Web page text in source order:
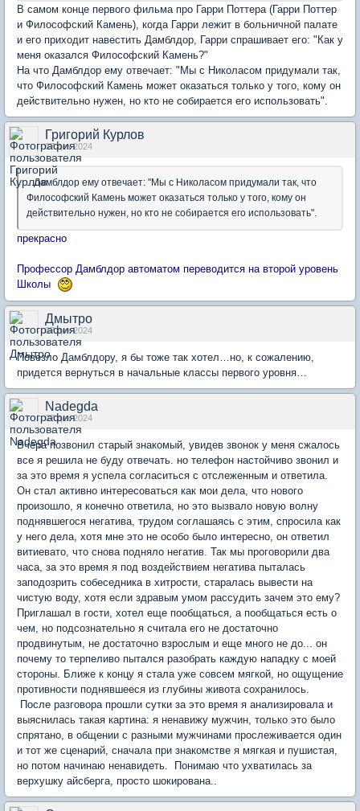
В самом конце первого фильма про Гарри Поттера (Гарри Поттер
и Философский Камень), когда Гарри лежит в больничной палате
и его приходит навестить Дамблдор, Гарри спрашивает его: "Как у
меня оказался Философский Камень?"
На что Дамблдор ему отвечает: "Мы с Николасом придумали так,
что Философский Камень может оказаться только у того, кому он
действительно нужен, но кто не собирается его использовать".
Григорий Курлов
07 дек 2024
...Дамблдор ему отвечает: "Мы с Николасом придумали так, что
Философский Камень может оказаться только у того, кому он
действительно нужен, но кто не собирается его использовать".
прекрасно
Профессор Дамблдор автоматом переводится на второй уровень
Школы
Дмытро
07 дек 2024
Повезло Дамблдору, я бы тоже так хотел…но, к сожалению,
придется вернуться в начальные классы первого уровня…
Nadegda
07 дек 2024
Вчера позвонил старый знакомый, увидев звонок у меня сжалось
все я решила не буду отвечать. но телефон настойчиво звонил и
за это время я успела согласиться с отслеженным и ответила.
Он стал активно интересоваться как мои дела, что нового
произошло, я конечно ответила, но это вызвало новую волну
поднявшегося негатива, трудом соглашаясь с этим, спросила как
у него дела, хотя мне это не особо было интересно, он ответил
витиевато, что снова подняло негатив. Так мы проговорили два
часа, за это время я под воздействием негатива пыталась
заподозрить собеседника в хитрости, старалась вывести на
чистую воду, хотя если здравым умом рассудить зачем это ему?
Приглашал в гости, хотел еще пообщаться, а пообщаться есть о
чем, но подсознательно я считала его не достаточно
продвинутым, не достаточно взрослым и еще много не до... он
почему то терпеливо пытался разобрать каждую нападку с моей
стороны. Ближе к концу я стала уже совсем мягкой, но ощущение
противности поднявшееся из глубины живота сохранилось.
После разговора прошли сутки за это время я анализировала и
выяснилась такая картина: я ненавижу мужчин, только это было
спрятано, в общении с разными мужчинами прослеживается один
и тот же сценарий, сначала при знакомстве я мягкая и пушистая,
но потом начинаю ненавидеть. Понимаю что ухватилась за
верхушку айсберга, просто шокирована..